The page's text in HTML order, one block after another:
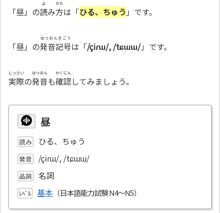
「昼」の読
よ
み方
かた
は「ひる、ちゅう 」です。
「昼」の発音記号
はつおんきごう
は「/çiɾɯ/, /tɕɯɯ/」です。
実際
じっさい
の発音
はつおん
も確認
かくにん
してみましょう。
昼
読み ひる、ちゅう
発音 /çiɾɯ/, /tɕɯɯ/
品詞 名詞
ﾚﾍﾞﾙ 基本